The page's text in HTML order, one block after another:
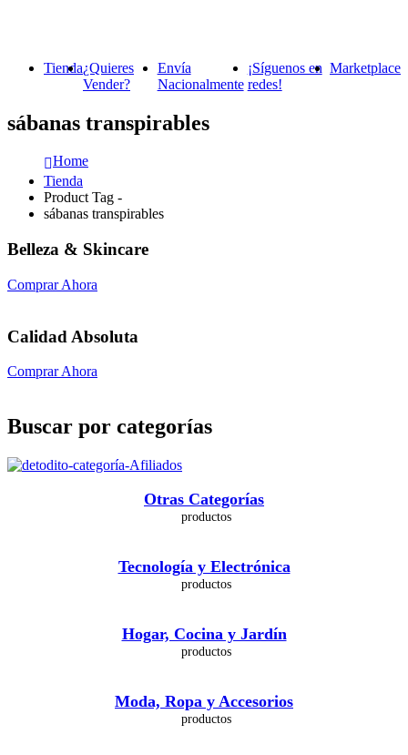
Tienda¿Quieres
Vender?
Envía
Nacionalmente
¡Síguenos en
redes!
Marketplace
sábanas transpirables
Home
Tienda
Product Tag -
sábanas transpirables
Belleza & Skincare
Comprar Ahora
Calidad Absoluta
Comprar Ahora
Buscar por categorías
Otras Categorías
Tecnología y Electrónica
Hogar, Cocina y Jardín
Moda, Ropa y Accesorios